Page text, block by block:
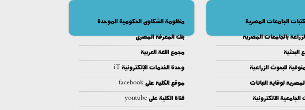
الجامعات المصرية
بالجامعات المصرية
البحثية
للبحوث الزراعية
لوقاية النباتات
الالكترونية
منظومة الشكاوى الحكومية الموحدة
بنك المعرفة المصرى
مجمع اللغة العربية
وحدة الخدمات الإلكترونية iT
موقع الكلية على facebook
قناة الكلية على youtube